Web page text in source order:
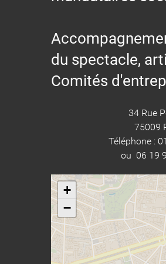
du spectacle,
Comités
34 Rue
75009
Téléphone :
ou 06 19
+
−